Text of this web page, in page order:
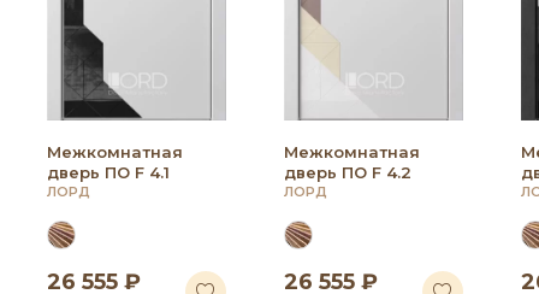
Межкомнатная
дверь ПО F 4.1
ЛОРД
26 555 ₽
Межкомнатная
дверь ПО F 4.2
ЛОРД
26 555 ₽